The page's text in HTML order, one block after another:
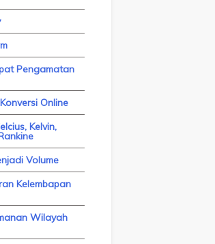
Pengamatan
Online
Kelvin,
Volume
Kelembapan
Wilayah